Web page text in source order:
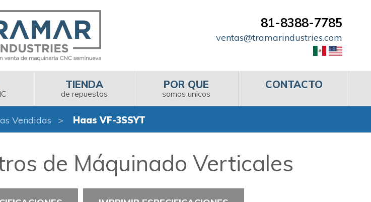
81-8388-7785
ventas@tramarindustries.com
TIENDA
de repuestos
POR QUE
somos unicos
CONTACTO
Vendidas Haas VF-3SSYT
de Máquinado Verticales